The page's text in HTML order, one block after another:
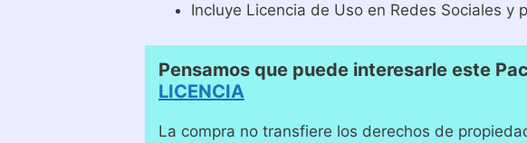
Incluye Licencia de Uso en Redes Sociales
Pensamos que puede interesarle este
LICENCIA
La compra no transfiere los derechos de